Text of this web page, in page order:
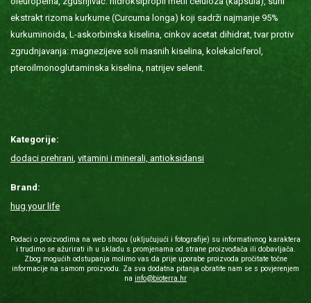
ekstrakt rizoma kurkume (Curcuma longa) koji sadrži najmanje 95%
kurkuminoida, L-askorbinska kiselina, cinkov acetat dihidrat, tvar protiv
zgrudnjavanja: magnezijeve soli masnih kiselina, kolekalciferol,
pteroilmonoglutaminska kiselina, natrijev selenit.
Kategorije:
dodaci prehrani, vitamini i minerali, antioksidansi
Brand:
hug your life
Podaci o proizvodima na web shopu (uključujući i fotografije) su informativnog karaktera
i trudimo se ažurirati ih u skladu s promjenama od strane proizvođača ili dobavljača.
Zbog mogućih odstupanja molimo vas da prije uporabe proizvoda pročitate točne
informacije na samom proizvodu. Za sva dodatna pitanja obratite nam se s povjerenjem
na info@bioterra.hr